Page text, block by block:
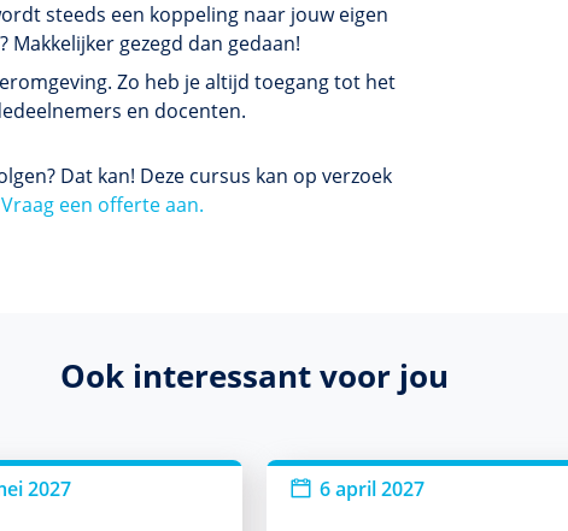
steeds een koppeling naar jouw eigen
gezegd dan gedaan!
Zo heb je altijd toegang tot het
en docenten.
Dat kan! Deze cursus kan op verzoek
Vraag een offerte aan.
Ook interessant voor jou
2027 6 april 2027